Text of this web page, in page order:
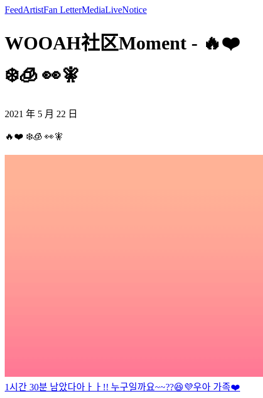
FeedArtistFan LetterMediaLiveNotice
WOOAH社区Moment - 🔥❤️
❄️🧊 👀🧚
2021 年 5 月 22 日
🔥❤️ ❄️🧊 👀🧚
1시간 30분 남았다아ㅏㅏ!! 누구일까요~~??😆💜우아 가족❤️